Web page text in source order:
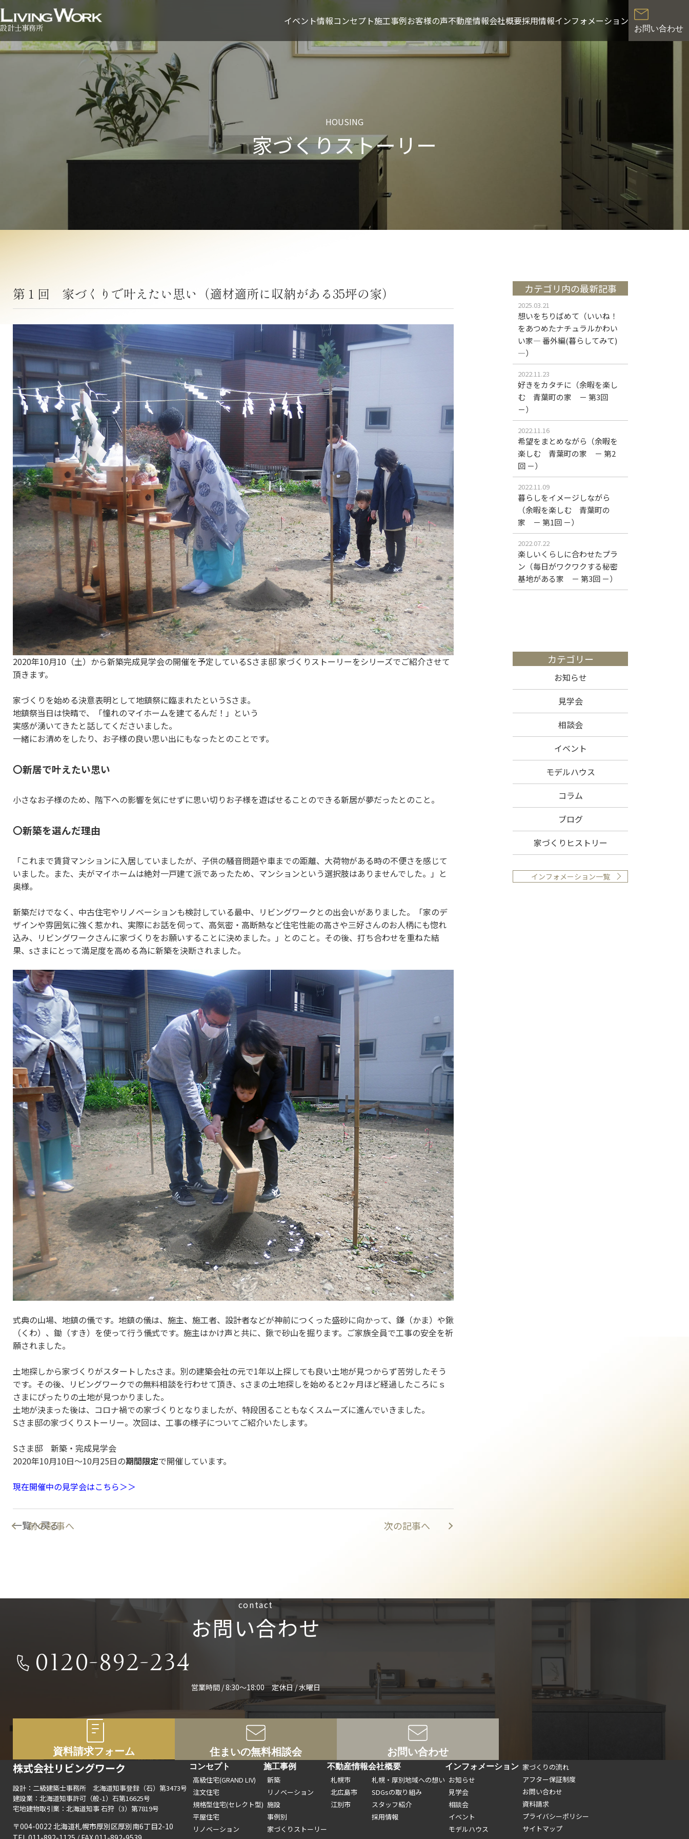
設計士事務所
イベント情報コンセプト施工事例お客様の声不動産情報会社概要採用情報インフォメーション
お問い合わせ
HOUSING
家づくりストーリー
第１回 家づくりで叶えたい思い（適材適所に収納がある35坪の家）
2020年10月10（土）から新築完成見学会の開催を予定しているSさま邸 家づくりストーリーをシリーズでご紹介させて
頂きます。
家づくりを始める決意表明として地鎮祭に臨まれたというSさま。
地鎮祭当日は快晴で、「憧れのマイホームを建てるんだ！」という
実感が湧いてきたと話してくださいました。
一緒にお清めをしたり、お子様の良い思い出にもなったとのことです。
〇新居で叶えたい思い
小さなお子様のため、階下への影響を気にせずに思い切りお子様を遊ばせることのできる新居が夢だったとのこと。
〇新築を選んだ理由
「これまで賃貸マンションに入居していましたが、子供の騒音問題や車までの距離、大荷物がある時の不便さを感じて
いました。また、夫がマイホームは絶対一戸建て派であったため、マンションという選択肢はありませんでした。」と
奥様。
新築だけでなく、中古住宅やリノベーションも検討している最中、リビングワークとの出会いがありました。「家のデ
ザインや雰囲気に強く惹かれ、実際にお話を伺って、高気密・高断熱など住宅性能の高さや三好さんのお人柄にも惚れ
込み、リビングワークさんに家づくりをお願いすることに決めました。」とのこと。その後、打ち合わせを重ねた結
果、sさまにとって満足度を高める為に新築を決断されました。
式典の山場、地鎮の儀です。地鎮の儀は、施主、施工者、設計者などが神前につくった盛砂に向かって、鎌（かま）や鍬
（くわ）、鋤（すき）を使って行う儀式です。施主はかけ声と共に、鍬で砂山を掘ります。ご家族全員で工事の安全を祈
願されました。
土地探しから家づくりがスタートしたsさま。別の建築会社の元で1年以上探しても良い土地が見つからず苦労したそう
です。その後、リビングワークでの無料相談を行わせて頂き、sさまの土地探しを始めると2ヶ月ほど経過したころにｓ
さまにぴったりの土地が見つかりました。
土地が決まった後は、コロナ禍での家づくりとなりましたが、特段困ることもなくスムーズに進んでいきました。
Sさま邸の家づくりストーリー。次回は、工事の様子についてご紹介いたします。
Sさま邸 新築・完成見学会
2020年10月10日～10月25日の期間限定で開催しています。
現在開催中の見学会はこちら＞＞
前の記事へ 次の記事へ
一覧へ戻る
カテゴリ内の最新記事
2025.03.21
想いをちりばめて（いいね！
をあつめたナチュラルかわい
い家― 番外編(暮らしてみて)
―）
2022.11.23
好きをカタチに（余暇を楽し
む 青葉町の家 － 第3回
－）
2022.11.16
希望をまとめながら（余暇を
楽しむ 青葉町の家 － 第2
回 －）
2022.11.09
暮らしをイメージしながら
（余暇を楽しむ 青葉町の
家 － 第1回 －）
2022.07.22
楽しいくらしに合わせたプラ
ン（毎日がワクワクする秘密
基地がある家 － 第3回 －）
カテゴリー
お知らせ
見学会
相談会
イベント
モデルハウス
コラム
ブログ
家づくりヒストリー
インフォメーション一覧
contact
お問い合わせ
0120-892-234
営業時間 / 8:30～18:00 定休日 / 水曜日
資料請求フォーム 住まいの無料相談会 お問い合わせ
コンセプト
高級住宅(GRAND LIV)
注文住宅
規格型住宅(セレクト型)
平屋住宅
リノベーション
施工事例
新築
リノベーション
施設
事例別
家づくりストーリー
不動産情報
札幌市
北広島市
江別市
会社概要
札幌・厚別地域への想い
SDGsの取り組み
スタッフ紹介
採用情報
インフォメーション
お知らせ
見学会
相談会
イベント
モデルハウス
家づくりの流れ
アフター保証制度
お問い合わせ
資料請求
プライバシーポリシー
サイトマップ
株式会社リビングワーク
設計：二級建築士事務所 北海道知事登録（石）第3473号
建設業：北海道知事許可（般-1）石第16625号
宅地建物取引業：北海道知事 石狩（3）第7819号
〒004-0022 北海道札幌市厚別区厚別南6丁目2-10